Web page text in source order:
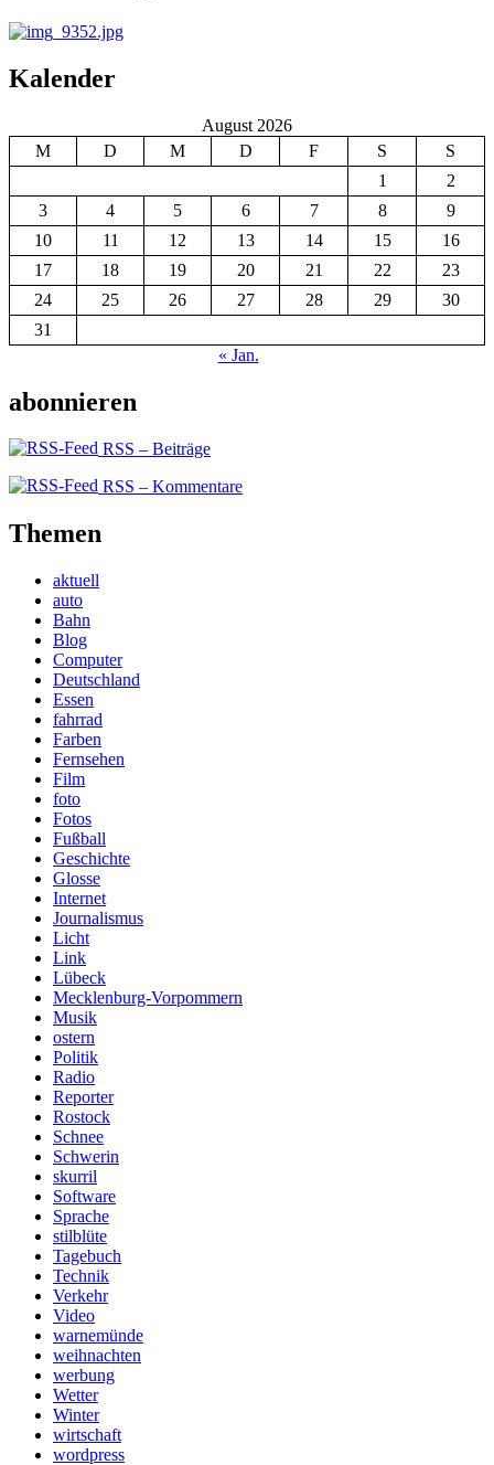
Kalender
August 2026
M
D M D F S
S
1
2
3
4 5 6 7 8
9
10
11 12 13 14 15
16
17
18 19 20 21 22
23
24
25 26 27 28 29
30
31
« Jan.
abonnieren
RSS – Beiträge
RSS – Kommentare
Themen
aktuell
auto
Bahn
Blog
Computer
Deutschland
Essen
fahrrad
Farben
Fernsehen
Film
foto
Fotos
Fußball
Geschichte
Glosse
Internet
Journalismus
Licht
Link
Lübeck
Mecklenburg-Vorpommern
Musik
ostern
Politik
Radio
Reporter
Rostock
Schnee
Schwerin
skurril
Software
Sprache
stilblüte
Tagebuch
Technik
Verkehr
Video
warnemünde
weihnachten
werbung
Wetter
Winter
wirtschaft
wordpress